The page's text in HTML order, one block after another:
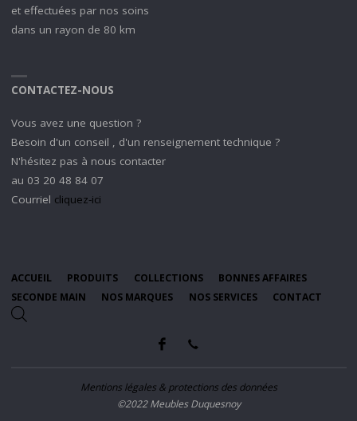
et effectuées par nos soins
dans un rayon de 80 km
CONTACTEZ-NOUS
Vous avez une question ?
Besoin d'un conseil , d'un renseignement technique ?
N'hésitez pas à nous contacter
au 03 20 48 84 07
Courriel cliquez-ici
ACCUEIL PRODUITS COLLECTIONS
BONNES AFFAIRES
SECONDE MAIN
NOS MARQUES NOS SERVICES CONTACT
Mentions légales & protections des données
©2022 Meubles Duquesnoy